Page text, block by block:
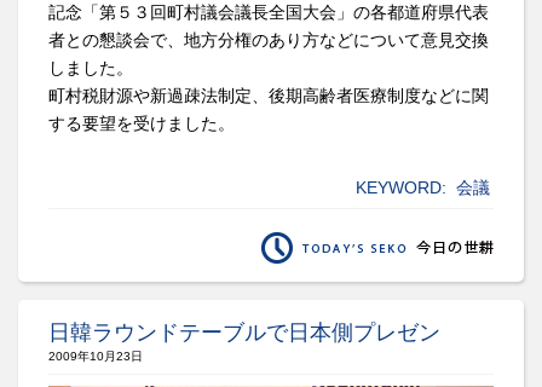
記念「第５３回町村議会議長全国大会」の各都道府県代表
者との懇談会で、地方分権のあり方などについて意見交換
しました。
町村税財源や新過疎法制定、後期高齢者医療制度などに関
する要望を受けました。
KEYWORD: 会議
日韓ラウンドテーブルで日本側プレゼン
2009年10月23日